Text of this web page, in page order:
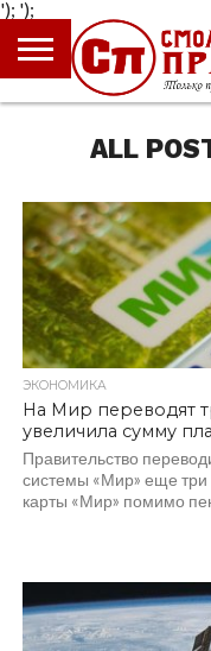
');
ГЛАВНАЯ
НОВОСТИ
ПРОИСШЕСТВИЯ
ПОЛИТИКА
КУЛЬТУРА
ЭКОНОМИКА
ОБЩЕСТВО
БЛОГИ
ALL
ЭКОНОМИКА
На Мир переводят
увеличила сумму
Правительство
системы «Мир» еще три
карты «Мир» помимо
');